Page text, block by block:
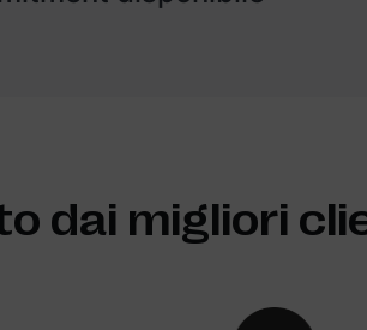
dai migliori